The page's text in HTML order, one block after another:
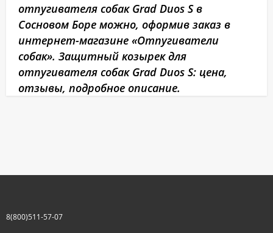
отпугивателя собак Grad Duos S в
Сосновом Боре можно, оформив заказ в
интернет-магазине «Отпугиватели
собак». Защитный козырек для
отпугивателя собак Grad Duos S: цена,
отзывы, подробное описание.
8(800)511-57-07